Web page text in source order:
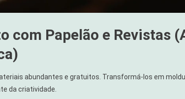
Papelão e Revistas
abundantes e gratuitos. Transformá-los em
da criatividade.